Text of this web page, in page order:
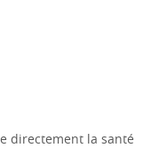
directement la santé